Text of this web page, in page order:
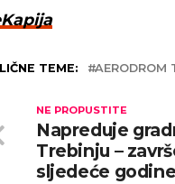
TEME: AERODROM
NE PROPUSTITE
Napreduje
Trebinju –
sljedeće godine